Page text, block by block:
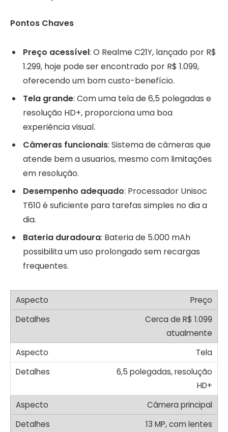
Pontos Chaves
Preço acessível: O Realme C21Y, lançado por R$
1.299, hoje pode ser encontrado por R$ 1.099,
oferecendo um bom custo-benefício.
Tela grande: Com uma tela de 6,5 polegadas e
resolução HD+, proporciona uma boa
experiência visual.
Câmeras funcionais: Sistema de câmeras que
atende bem a usuarios, mesmo com limitações
em resolução.
Desempenho adequado: Processador Unisoc
T610 é suficiente para tarefas simples no dia a
dia.
Bateria duradoura: Bateria de 5.000 mAh
possibilita um uso prolongado sem recargas
frequentes.
Preço
Cerca de R$ 1.099
atualmente
Tela
6,5 polegadas, resolução
HD+
Câmera principal
13 MP, com lentes